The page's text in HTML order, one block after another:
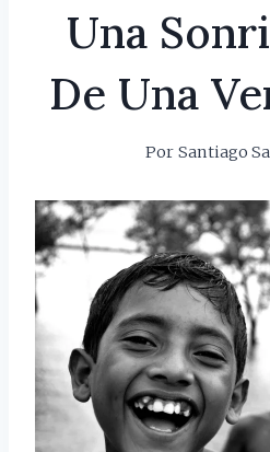
Una
De Una
Por Santiago4